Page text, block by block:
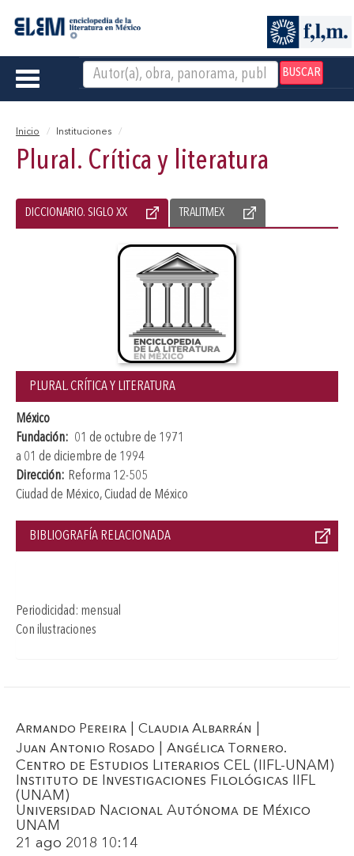
BUSCAR
Toggle
Inicio Instituciones
Plural. Crítica y literatura
DICCIONARIO. SIGLO XX TRALITMEX
PLURAL. CRÍTICA Y LITERATURA
México
Fundación: 01 de octubre de 1971
a 01 de diciembre de 1994
Dirección: Reforma 12-505
Ciudad de México, Ciudad de México
BIBLIOGRAFÍA RELACIONADA
Periodicidad: mensual
Con ilustraciones
Armando Pereira Claudia Albarrán
Juan Antonio Rosado Angélica Tornero.
Centro de Estudios Literarios CEL (IIFL-UNAM)
Instituto de Investigaciones Filológicas IIFL
(UNAM)
Universidad Nacional Autónoma de México
UNAM
21 ago 2018 10:14